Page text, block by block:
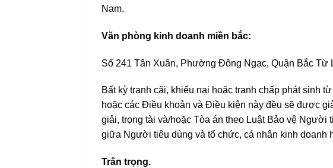
Nam.
Văn phòng kinh doanh miền bắc:
Số 241 Tân Xuân, Phường Đông Ngạc, Quận Bắc Từ
Bất kỳ tranh cãi, khiếu nại hoặc tranh chấp phát sinh
hoặc các Điều khoản và Điều kiện này đều sẽ được
giải, trọng tài và/hoặc Tòa án theo Luật Bảo vệ
giữa Người tiêu dùng và tổ chức, cá nhân kinh doanh
Trân trọng.